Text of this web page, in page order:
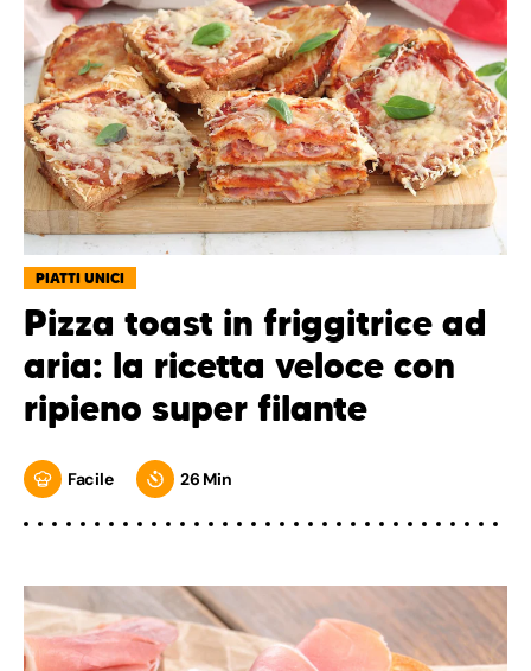
PIATTI UNICI
Pizza toast in friggitrice ad
aria: la ricetta veloce con
ripieno super filante
Facile 26 Min